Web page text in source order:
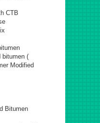
CTB
bitumen (
Modified
Bitumen